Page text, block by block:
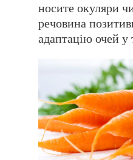
носите окуляри
речовина
адаптацію очей у